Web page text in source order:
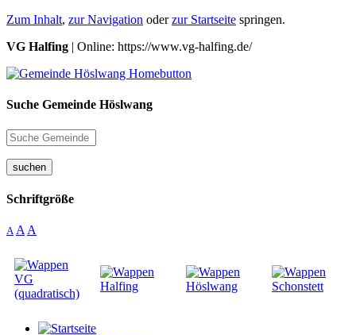
Zum Inhalt, zur Navigation oderzur Startseite springen.
VG Halfing | Online: https://www.vg-halfing.de/
Suche Gemeinde Höslwang
suchen
Schriftgröße
A A A